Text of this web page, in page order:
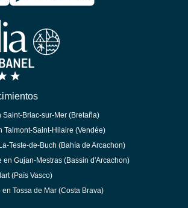
Briac-sur-Mer (Bretaña)
Talmont-Saint-Hilaire (Vendée)
Teste-de-Buch (Bahía de Arcachon)
Gujan-Mestras (Bassin d'Arcachon)
(País Vasco)
Tossa de Mar (Costa Brava)